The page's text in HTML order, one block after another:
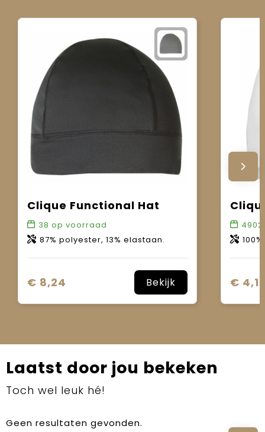
Clique Functional Hat
38 op voorraad
87% polyester, 13% elastaan.
€ 8,24 Bekijk
100%
€
Laatst door jou bekeken
Toch wel leuk hé!
Geen resultaten gevonden.